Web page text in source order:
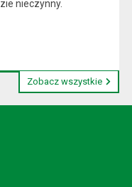
nieczynny.
Zobacz wszystkie